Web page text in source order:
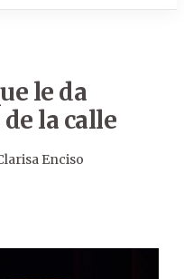
le da
la calle
Enciso